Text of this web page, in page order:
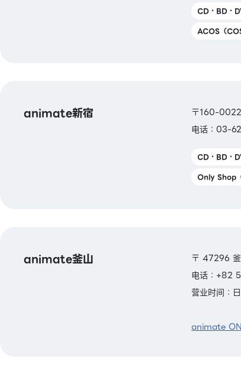
CD・BD・
ACOS（
animate新宿
〒160-
电话：03-
CD・BD・
Only Shop（
animate釜山
〒 47296
电话：+82
营业时间：
animate